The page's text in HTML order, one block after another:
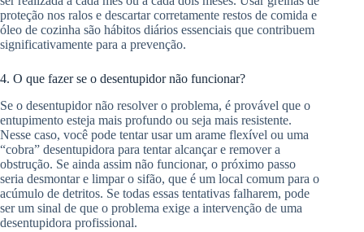
proteção nos ralos e descartar corretamente restos de comida e
óleo de cozinha são hábitos diários essenciais que contribuem
significativamente para a prevenção.
4. O que fazer se o desentupidor não funcionar?
Se o desentupidor não resolver o problema, é provável que o
entupimento esteja mais profundo ou seja mais resistente.
Nesse caso, você pode tentar usar um arame flexível ou uma
“cobra” desentupidora para tentar alcançar e remover a
obstrução. Se ainda assim não funcionar, o próximo passo
seria desmontar e limpar o sifão, que é um local comum para o
acúmulo de detritos. Se todas essas tentativas falharem, pode
ser um sinal de que o problema exige a intervenção de uma
desentupidora profissional.